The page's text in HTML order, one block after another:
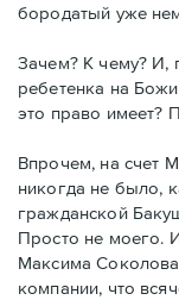
бородатый уже
Зачем? К чему? И,
ребетенка на
это право имеет?
Впрочем, на счет
никогда не было,
гражданской
Просто не моего.
Максима
компании, что